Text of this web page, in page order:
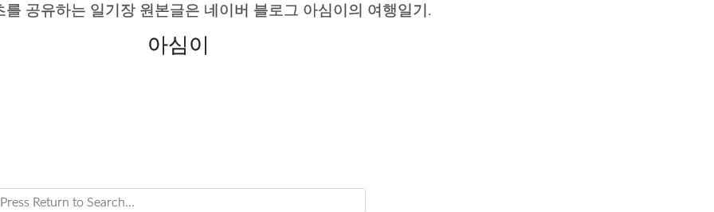
를 공유하는 일기장 원본글은 네이버 블로그 아심이의 여행일기.
아심이